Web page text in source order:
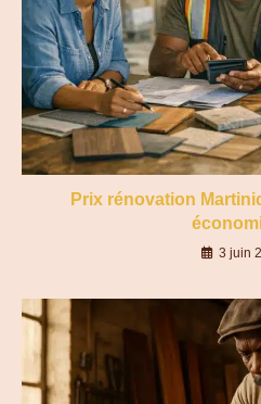
Prix rénovation
3 juin